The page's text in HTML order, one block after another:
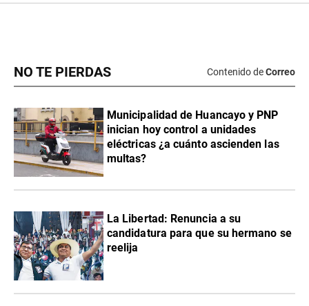
NO TE PIERDAS Contenido deCorreo
Municipalidad de Huancayo y PNP
inician hoy control a unidades
eléctricas ¿a cuánto ascienden las
multas?
La Libertad: Renuncia a su
candidatura para que su hermano se
reelija